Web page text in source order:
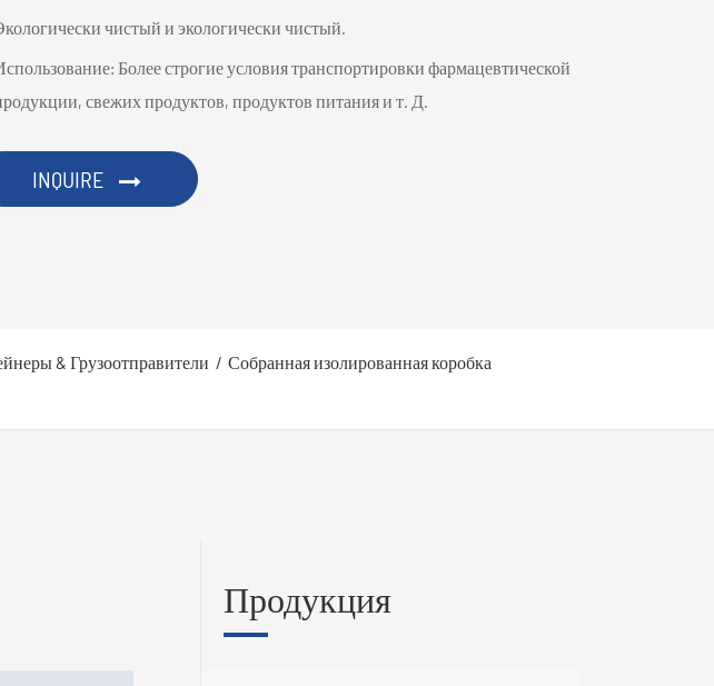
чистый и экологически чистый.
Более строгие условия транспортировки фармацевтической
свежих продуктов, продуктов питания и т. Д.
INQUIRE
& Грузоотправители
Собранная изолированная коробка
Продукция